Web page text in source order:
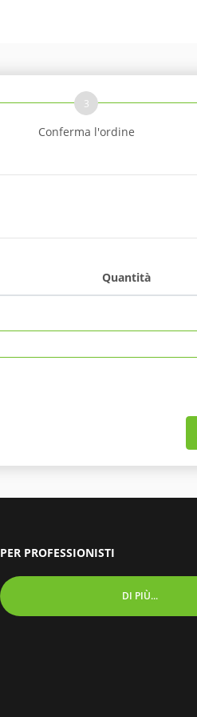
3
Conferma l'ordine
Quantità
PER PROFESSIONISTI
DI PIÙ...